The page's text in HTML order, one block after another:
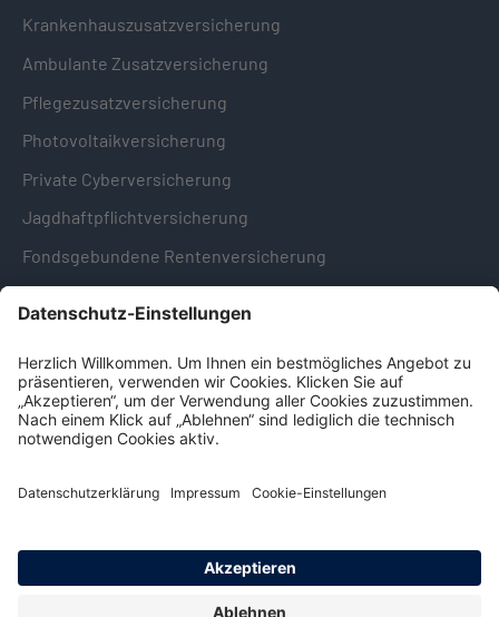
Krankenhauszusatzversicherung
Ambulante Zusatzversicherung
Pflegezusatzversicherung
Photovoltaikversicherung
Private Cyberversicherung
Jagdhaftpflichtversicherung
Fondsgebundene Rentenversicherung
Hinweise & Informationen
Impressum
Datenschutz
Hinweisgebersystem -